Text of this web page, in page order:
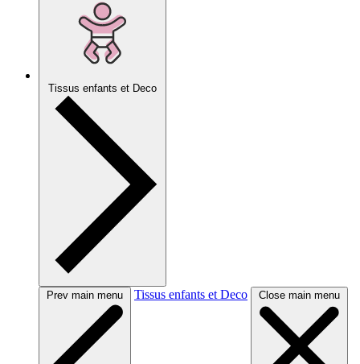
Tissus enfants et Deco
Prev main menu Tissus enfants et Deco Close main menu